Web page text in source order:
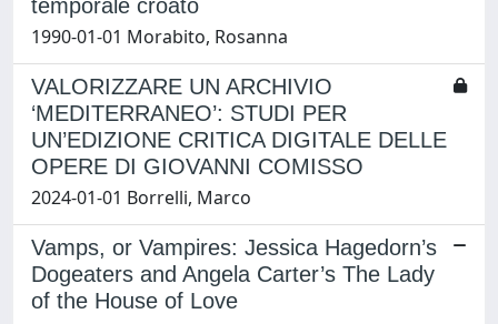
temporale croato
1990-01-01 Morabito, Rosanna
VALORIZZARE UN ARCHIVIO
‘MEDITERRANEO’: STUDI PER
UN’EDIZIONE CRITICA DIGITALE DELLE
OPERE DI GIOVANNI COMISSO
2024-01-01 Borrelli, Marco
Vamps, or Vampires: Jessica Hagedorn’s
Dogeaters and Angela Carter’s The Lady
of the House of Love